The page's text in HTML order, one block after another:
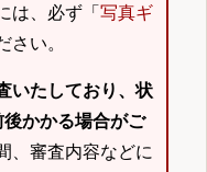
は、必ず「 写真ギ
さい。
いたしており、状
かかる場合がご
、審査内容などに